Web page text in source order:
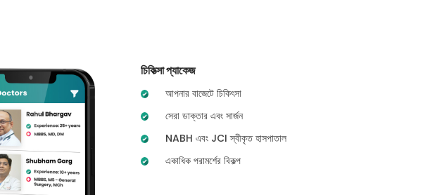
চিকিত্সা প্যাকেজ
আপনার বাজেটে চিকিৎসা
সেরা ডাক্তার এবং সার্জন
NABH এবং JCI স্বীকৃত হাসপাতাল
একাধিক পরামর্শের বিকল্প